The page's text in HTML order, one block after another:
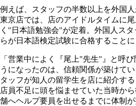
例えば、スタッフの半数以上を外国
東京店では、店のアイドルタイムに
く"日本語勉強会"が定着。外国人ス
らが日本語検定試験に合格することに
「営業中によく『尾上"先生"』と呼
うになったのは、信頼関係が築けて
タッフが知人の留学生を店に紹介する
店員不足に頭を悩ませていた当時か
舗へヘルプ要員を出せるまでに体制が